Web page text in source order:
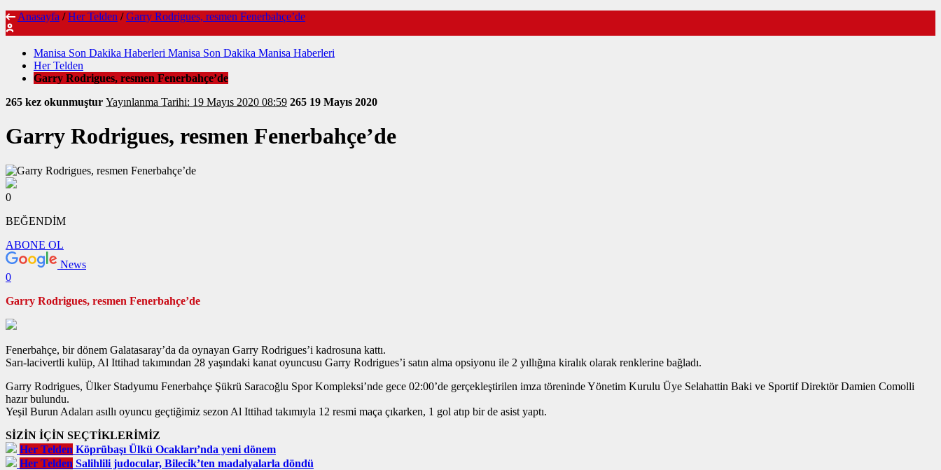
Anasayfa / Her Telden / Garry Rodrigues, resmen Fenerbahçe’de
Manisa Son Dakika Haberleri Manisa Son Dakika Manisa Haberleri
Her Telden
Garry Rodrigues, resmen Fenerbahçe’de
265 kez okunmuştur Yayınlanma Tarihi: 19 Mayıs 2020 08:59 265 19 Mayıs 2020
Garry Rodrigues, resmen Fenerbahçe’de
0
BEĞENDİM
ABONE OL
News
0
Garry Rodrigues, resmen Fenerbahçe’de
Fenerbahçe, bir dönem Galatasaray’da da oynayan Garry Rodrigues’i kadrosuna kattı.
Sarı-lacivertli kulüp, Al Ittihad takımından 28 yaşındaki kanat oyuncusu Garry Rodrigues’i satın alma opsiyonu ile 2 yıllığına kiralık olarak renklerine bağladı.
Garry Rodrigues, Ülker Stadyumu Fenerbahçe Şükrü Saracoğlu Spor Kompleksi’nde gece 02:00’de gerçekleştirilen imza töreninde Yönetim Kurulu Üye Selahattin Baki ve Sportif Direktör Damien Comolli
hazır bulundu.
Yeşil Burun Adaları asıllı oyuncu geçtiğimiz sezon Al Ittihad takımıyla 12 resmi maça çıkarken, 1 gol atıp bir de asist yaptı.
SİZİN İÇİN SEÇTİKLERİMİZ
Her Telden Köprübaşı Ülkü Ocakları’nda yeni dönem
Her Telden Salihlili judocular, Bilecik’ten madalyalarla döndü